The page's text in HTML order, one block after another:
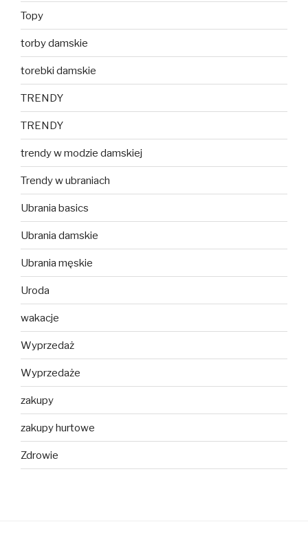
Topy
torby damskie
torebki damskie
TRENDY
TRENDY
trendy w modzie damskiej
Trendy w ubraniach
Ubrania basics
Ubrania damskie
Ubrania męskie
Uroda
wakacje
Wyprzedaż
Wyprzedaże
zakupy
zakupy hurtowe
Zdrowie